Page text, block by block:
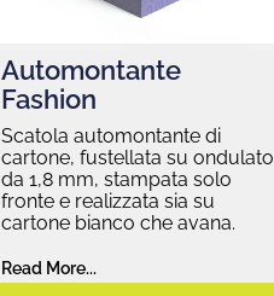
Automontante
Fashion
Scatola automontante di
cartone, fustellata su ondulato
da 1,8 mm, stampata solo
fronte e realizzata sia su
cartone bianco che avana.
Read More...